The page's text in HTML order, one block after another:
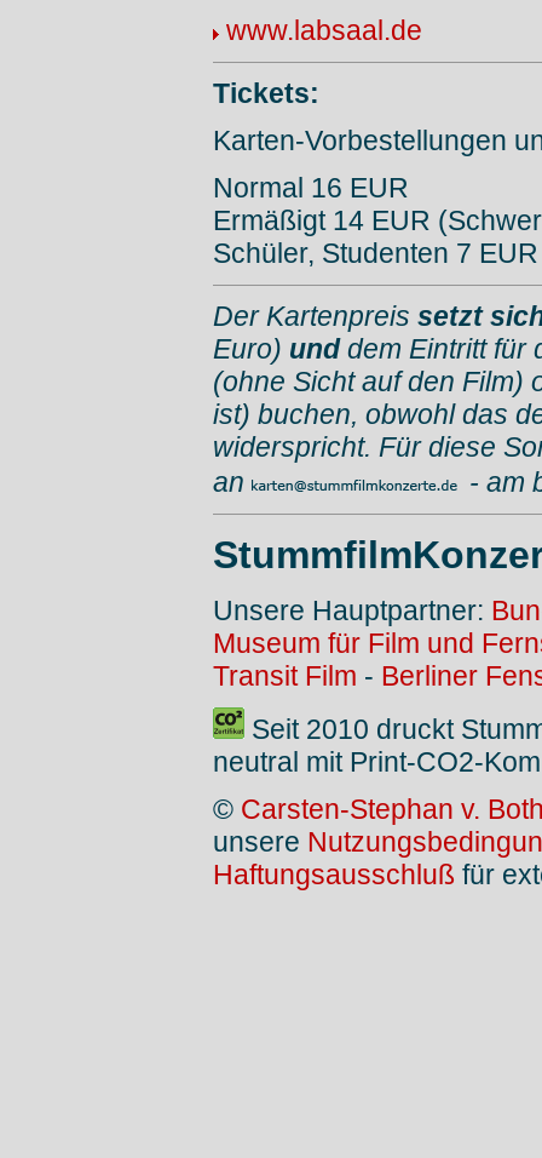
www.labsaal.de
Tickets:
Karten-Vorbestellungen
Normal 16 EUR
Ermäßigt 14 EUR
Schüler, Studenten 7 EUR
Der Kartenpreis setzt
Euro) unddem Eintritt für
(ohne Sicht auf den Film)
ist) buchen, obwohl das
widerspricht. Für diese
an
- am
Unsere Hauptpartner:
Museum für Film und
Transit Film - Berliner
Seit 2010 druckt
neutral mit Print-CO2-
© Carsten-Stephan v.
unsere
Haftungsausschluß für